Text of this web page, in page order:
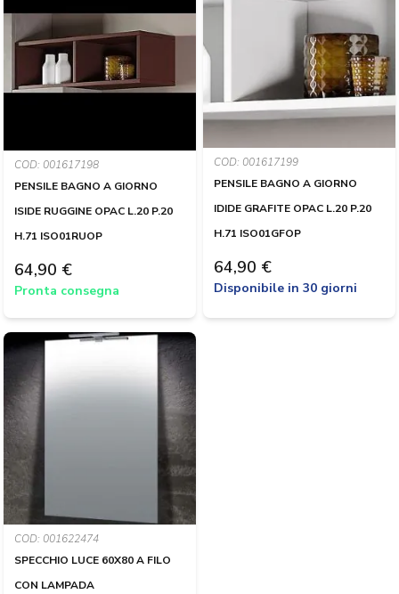
COD: 001617198
PENSILE BAGNO A GIORNO
ISIDE RUGGINE OPAC L.20 P.20
H.71 ISO01RUOP
64,90 €
Pronta consegna
COD: 001617199
PENSILE BAGNO A GIORNO
IDIDE GRAFITE OPAC L.20 P.20
H.71 ISO01GFOP
64,90 €
Disponibile in 30 giorni
COD: 001622474
SPECCHIO LUCE 60X80 A FILO
CON LAMPADA